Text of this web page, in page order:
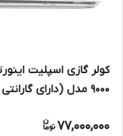
کولر گازی
9000 مدل (دارای
09ER
77,000,000